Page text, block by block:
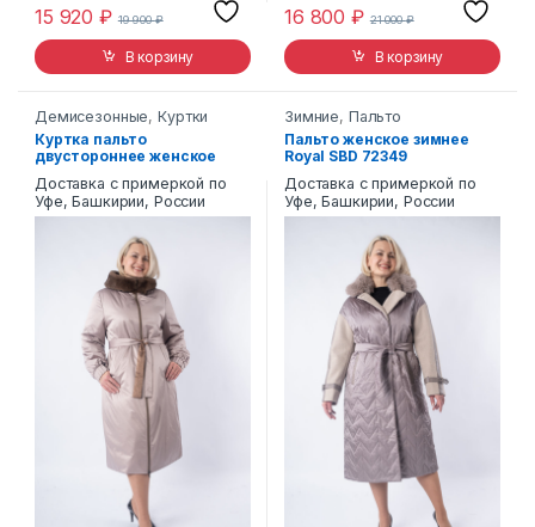
15 920₽ 19 900₽
В корзину
16 800₽ 21 000₽
В корзину
Демисезонные,Куртки
текстиль
Куртка пальто
двустороннее женское
4015 с капюшоном
Доставка с примеркой по
Уфе, Башкирии, России
Зимние, Пальто
Пальто женское зимнее
Royal SBD 72349
Доставка с примеркой по
Уфе, Башкирии, России